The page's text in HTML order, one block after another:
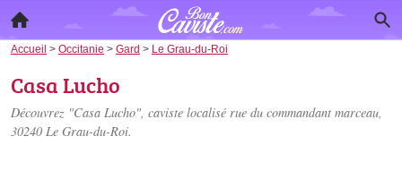
Accueil > Occitanie > Gard > Le Grau-du-Roi
Casa Lucho
Découvrez "Casa Lucho", caviste localisé rue du commandant marceau,
30240 Le Grau-du-Roi.